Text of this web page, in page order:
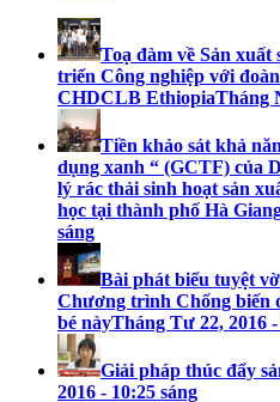
Toạ đàm về Sản
triển Công nghiệp với
CHDCLB EthiopiaTháng
Tiền khảo sát khả
dụng xanh “ (GCTF) của
lý rác thải sinh hoạt sản
học tại thành phố Hà
sáng
Bài phát biểu tuyệt
Chương trình Chống biến
bé nàyTháng Tư 22, 2016 -
Giải pháp thúc đẩy
2016 - 10:25 sáng